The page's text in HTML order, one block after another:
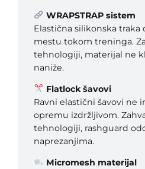
WRAPSTRAP sistem
Elastična silikonska traka
mestu tokom treninga.
tehnologiji, materijal ne
naniže.
Flatlock šavovi
Ravni elastični šavovi ne
opremu izdržljivom.
tehnologiji, rashguard
naprezanjima.
Micromesh materijal